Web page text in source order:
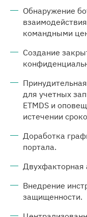
Обнаружение
командными
Создание
для учетных
ETMDS и
истечении
Доработка
портала.
Двухфакторная
Внедрение
защищенности.